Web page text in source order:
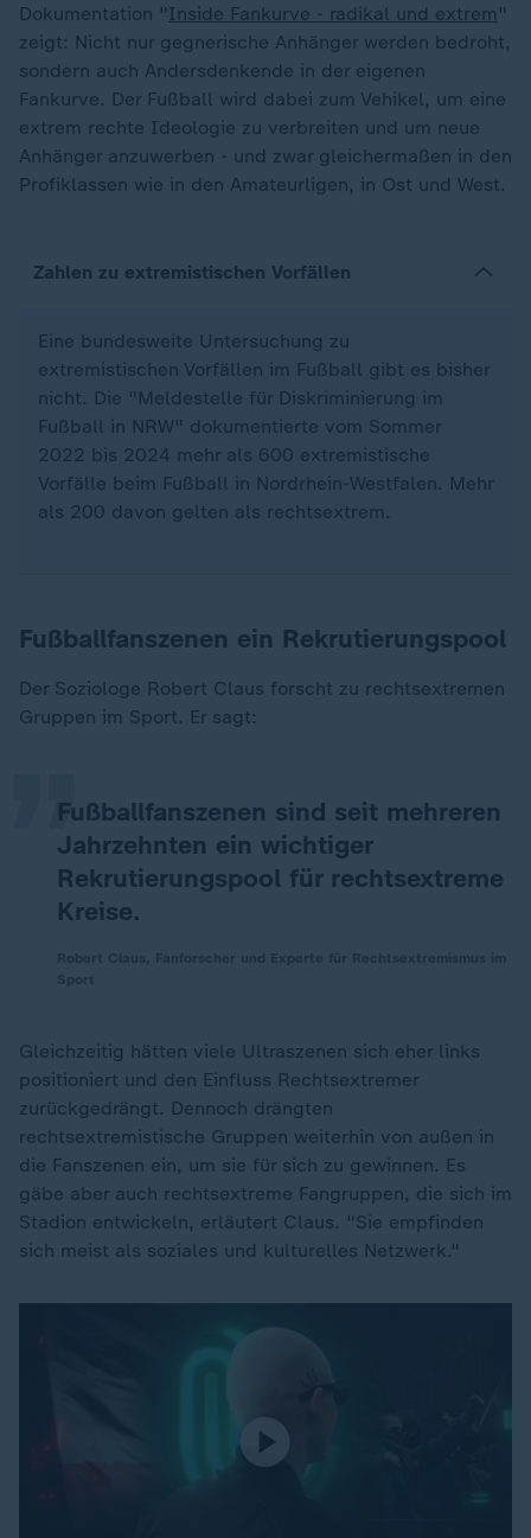
Dokumentation "Inside Fankurve - radikal und extrem "
zeigt: Nicht nur gegnerische Anhänger werden bedroht,
sondern auch Andersdenkende in der eigenen
Fankurve. Der Fußball wird dabei zum Vehikel, um eine
extrem rechte Ideologie zu verbreiten und um neue
Anhänger anzuwerben - und zwar gleichermaßen in den
Profiklassen wie in den Amateurligen, in Ost und West.
Zahlen zu extremistischen Vorfällen
Eine bundesweite Untersuchung zu
extremistischen Vorfällen im Fußball gibt es bisher
nicht. Die "Meldestelle für Diskriminierung im
Fußball in NRW" dokumentierte vom Sommer
2022 bis 2024 mehr als 600 extremistische
Vorfälle beim Fußball in Nordrhein-Westfalen. Mehr
als 200 davon gelten als rechtsextrem.
Fußballfanszenen ein Rekrutierungspool
Der Soziologe Robert Claus forscht zu rechtsextremen
Gruppen im Sport. Er sagt:
Fußballfanszenen sind seit mehreren
Jahrzehnten ein wichtiger
Rekrutierungspool für rechtsextreme
Kreise.
„
Gleichzeitig hätten viele Ultraszenen sich eher links
positioniert und den Einfluss Rechtsextremer
zurückgedrängt. Dennoch drängten
rechtsextremistische Gruppen weiterhin von außen in
die Fanszenen ein, um sie für sich zu gewinnen. Es
gäbe aber auch rechtsextreme Fangruppen, die sich im
Stadion entwickeln, erläutert Claus. "Sie empfinden
sich meist als soziales und kulturelles Netzwerk."